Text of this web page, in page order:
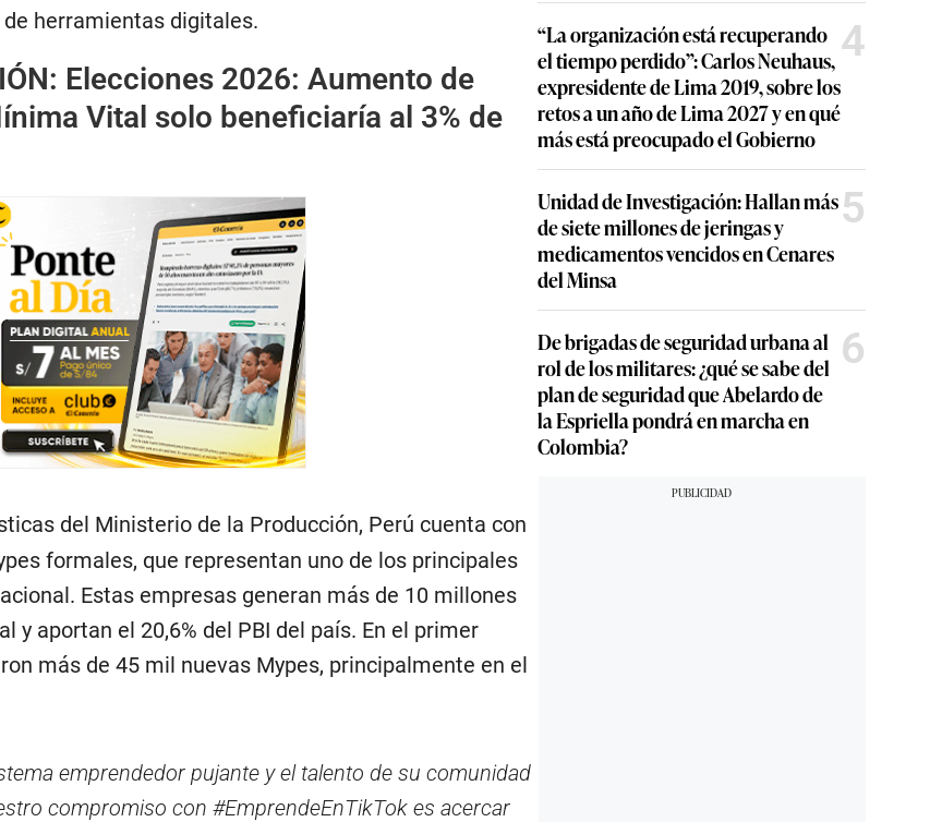
herramientas digitales.
Elecciones 2026: Aumento de
Vital solo beneficiaría al 3% de
del Ministerio de la Producción, Perú cuenta con
formales, que representan uno de los principales
Estas empresas generan más de 10 millones
y aportan el 20,6% del PBI del país. En el primer
más de 45 mil nuevas Mypes, principalmente en el
emprendedor pujante y el talento de su comunidad
compromiso con #EmprendeEnTikTok es acercar
“La organización está recuperando
el tiempo perdido”: Carlos Neuhaus,
expresidente de Lima 2019, sobre los
retos a un año de Lima 2027 y en qué
más está preocupado el Gobierno
4
Unidad de Investigación: Hallan más
de siete millones de jeringas y
medicamentos vencidos en Cenares
del Minsa
5
De brigadas de seguridad urbana al
rol de los militares: ¿qué se sabe del
plan de seguridad que Abelardo de
la Espriella pondrá en marcha en
Colombia?
6